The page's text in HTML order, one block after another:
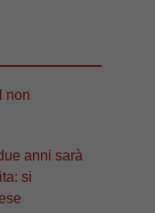
non
anni sarà
si